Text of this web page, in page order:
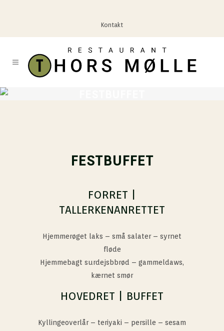
Kontakt
FESTBUFFET
FORRET |
TALLERKENANRETTET
Hjemmerøget laks – små salater – syrnet
fløde
Hjemmebagt surdejsbbrød – gammeldaws,
kærnet smør
HOVEDRET | BUFFET
Kyllingeoverlår – teriyaki – persille – sesam